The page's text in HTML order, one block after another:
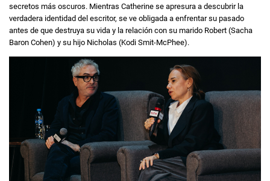
secretos más oscuros. Mientras Catherine se apresura a descubrir la
verdadera identidad del escritor, se ve obligada a enfrentar su pasado
antes de que destruya su vida y la relación con su marido Robert (Sacha
Baron Cohen) y su hijo Nicholas (Kodi Smit-McPhee).